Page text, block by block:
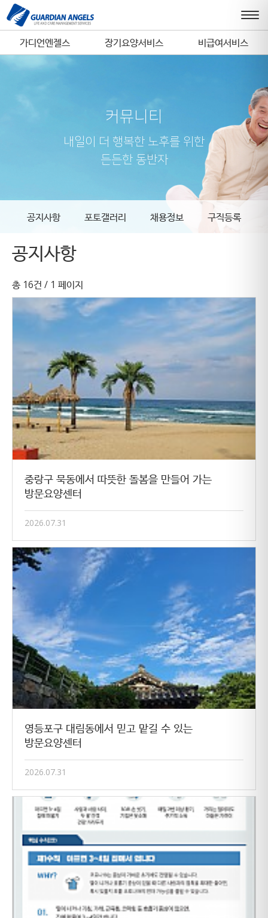
가디언엔젤스 장기요양서비스 비급여서비스
커뮤니티
내일이 더 행복한 노후를 위한
든든한 동반자
공지사항 포토갤러리 채용정보 구직등록
공지사항
총 16건 / 1 페이지
중랑구 묵동에서 따뜻한 돌봄을 만들어 가는
방문요양센터
2026.07.31
영등포구 대림동에서 믿고 맡길 수 있는
방문요양센터
2026.07.31